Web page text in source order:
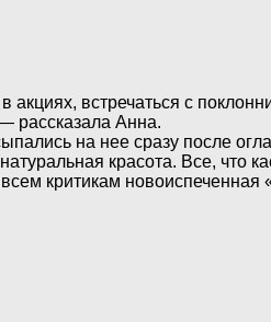
акциях, встречаться с
рассказала Анна.
на нее сразу после
красота. Все, что
критикам новоиспеченная